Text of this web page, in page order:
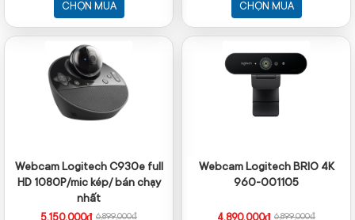
CHỌN MUA CHỌN MUA
Webcam Logitech C930e full
HD 1080P/mic kép/ bán chạy
nhất
6,899,000₫
Webcam Logitech BRIO 4K
960-001105
6,899,000₫